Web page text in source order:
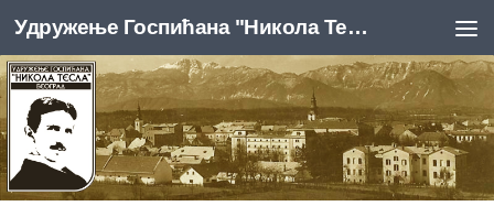
Skip to content Удружење Госпићана "Никола Тесла", Београд